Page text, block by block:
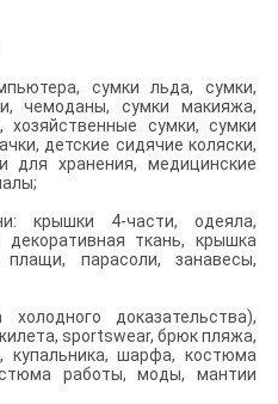
сумки льда, сумки,
чемоданы, сумки макияжа,
сумки, сумки
детские сидячие коляски,
для хранения, медицинские
крышки 4-части, одеяла,
ткань, крышка
парасоли, занавесы,
доказательства),
sportswear, брюк пляжа,
купальника, шарфа, костюма
работы, моды, мантии